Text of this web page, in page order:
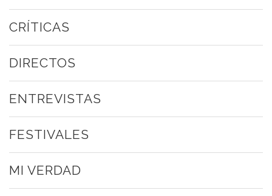
CRÍTICAS
DIRECTOS
ENTREVISTAS
FESTIVALES
MI VERDAD